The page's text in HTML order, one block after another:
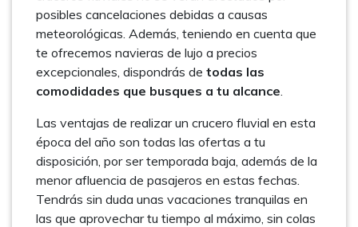
posibles cancelaciones debidas a causas
meteorológicas. Además, teniendo en cuenta que
te ofrecemos navieras de lujo a precios
excepcionales, dispondrás de todas las
comodidades que busques a tu alcance.
Las ventajas de realizar un crucero fluvial en esta
época del año son todas las ofertas a tu
disposición, por ser temporada baja, además de la
menor afluencia de pasajeros en estas fechas.
Tendrás sin duda unas vacaciones tranquilas en
las que aprovechar tu tiempo al máximo, sin colas